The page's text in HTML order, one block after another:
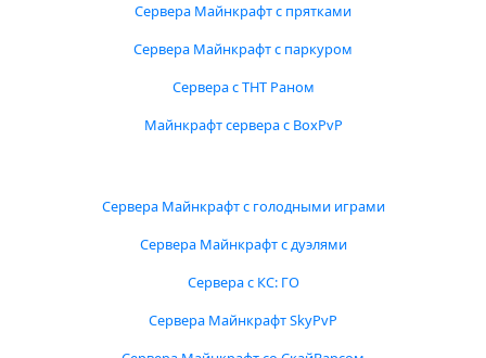
Сервера Майнкрафт с прятками
Сервера Майнкрафт с паркуром
Сервера с ТНТ Раном
Майнкрафт сервера с BoxPvP
Сервера Майнкрафт с голодными играми
Сервера Майнкрафт с дуэлями
Сервера с КС: ГО
Сервера Майнкрафт SkyPvP